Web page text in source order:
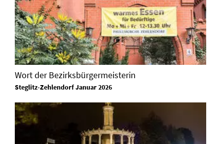
Wort der Bezirksbürgermeisterin
Steglitz-Zehlendorf Januar 2026